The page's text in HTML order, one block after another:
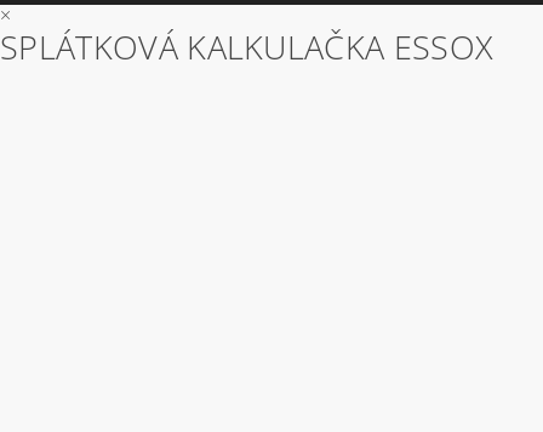
×
SPLÁTKOVÁ KALKULAČKA ESSOX